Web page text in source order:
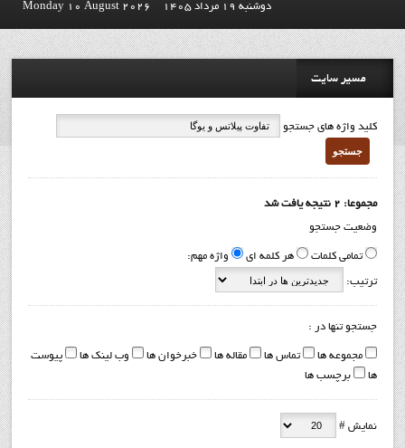
دوشنبه 19 مرداد 1405 Monday 10 August 2026
مسیر سایت
کلید واژه های جستجو
جستجو
مجموعا: 2 نتیجه یافت شد
وضعیت جستجو
تمامی کلمات هر کلمه ای واژه مهم:
ترتیب:
جستجو تنها در :
مجموعه ها تماس ها مقاله ها خبرخوان ها وب لینک ها
پیوست
ها
برچسب ها
نمایش #